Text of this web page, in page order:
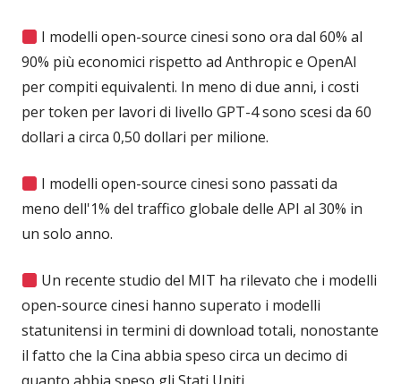
I modelli open-source cinesi sono ora dal 60% al
90% più economici rispetto ad Anthropic e OpenAI
per compiti equivalenti. In meno di due anni, i costi
per token per lavori di livello GPT-4 sono scesi da 60
dollari a circa 0,50 dollari per milione.
I modelli open-source cinesi sono passati da
meno dell'1% del traffico globale delle API al 30% in
un solo anno.
Un recente studio del MIT ha rilevato che i modelli
open-source cinesi hanno superato i modelli
statunitensi in termini di download totali, nonostante
il fatto che la Cina abbia speso circa un decimo di